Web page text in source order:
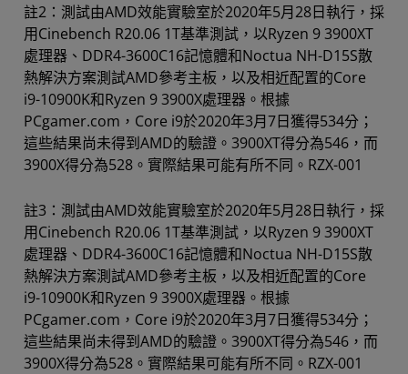
註2：測試由AMD效能實驗室於2020年5月28日執行，採
用Cinebench R20.06 1T基準測試，以Ryzen 9 3900XT
處理器、DDR4-3600C16記憶體和Noctua NH-D15S散
熱解決方案測試AMD參考主板，以及相近配置的Core
i9-10900K和Ryzen 9 3900X處理器。根據
PCgamer.com，Core i9於2020年3月7日獲得534分；
這些結果尚未得到AMD的驗證。3900XT得分為546，而
3900X得分為528。實際結果可能有所不同。RZX-001
註3：測試由AMD效能實驗室於2020年5月28日執行，採
用Cinebench R20.06 1T基準測試，以Ryzen 9 3900XT
處理器、DDR4-3600C16記憶體和Noctua NH-D15S散
熱解決方案測試AMD參考主板，以及相近配置的Core
i9-10900K和Ryzen 9 3900X處理器。根據
PCgamer.com，Core i9於2020年3月7日獲得534分；
這些結果尚未得到AMD的驗證。3900XT得分為546，而
3900X得分為528。實際結果可能有所不同。RZX-001